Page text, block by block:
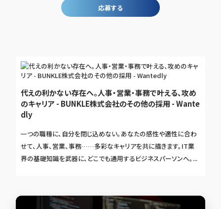
応募する
代えの利かない存在へ。人事・営業・事務で叶える、攻め
のキャリア - BUNKLE株式会社のその他の採用 - Wante
dly
一つの職種に、自分を閉じ込めない。あなたの感性や適性に合わ
せて、人事、営業、事務……多彩なキャリアを共に描きます。IT業
界の基礎知識を武器に、どこでも通用するビジネスパーソンへ。...